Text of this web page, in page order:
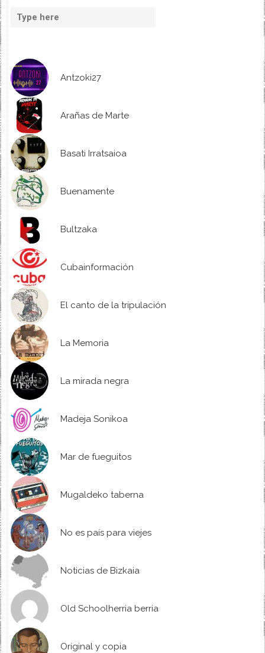
Antzoki27
Arañas de Marte
Basati Irratsaioa
Buenamente
Bultzaka
Cubainformación
El canto de la tripulación
La Memoria
La mirada negra
Madeja Sonikoa
Mar de fueguitos
Mugaldeko taberna
No es país para viejes
Noticias de Bizkaia
Old Schoolherria berria
Original y copia